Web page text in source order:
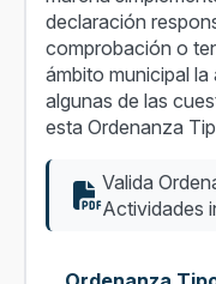
declaración
comprobación o
ámbito municipal
algunas de las
esta Ordenanza
Valida
Actividades